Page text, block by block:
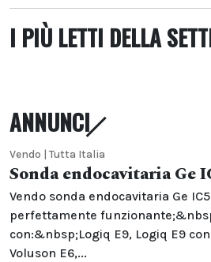
I PIÙ LETTI DELLA
ANNUNCI
Vendo | Tutta Italia
Sonda endocavitaria Ge
Vendo sonda endocavitaria Ge
perfettamente
con:&nbsp;Logiq E9, Logiq E9
Voluson E6,...